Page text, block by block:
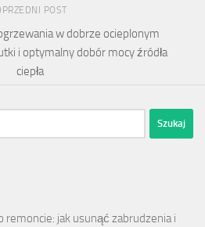
POST
w dobrze ocieplonym
i optymalny dobór mocy źródła
ciepła
remoncie: jak usunąć zabrudzenia i